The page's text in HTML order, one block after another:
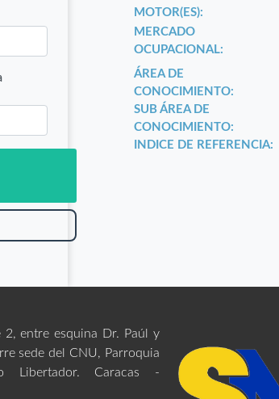
MOTOR(ES):
MERCADO
OCUPACIONAL:
ÁREA DE
CONOCIMIENTO:
SUB ÁREA DE
CONOCIMIENTO:
INDICE DE REFERENCIA:
2, entre esquina Dr. Paúl y
sede del CNU, Parroquia
Libertador. Caracas -